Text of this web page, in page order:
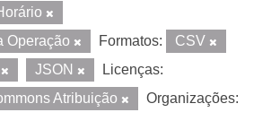
Operação
Formatos:
CSV
JSON
Licenças:
Atribuição
Organizações: